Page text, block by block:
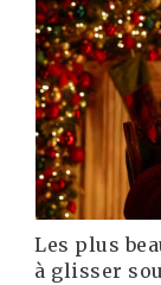
Les plus
à glisser